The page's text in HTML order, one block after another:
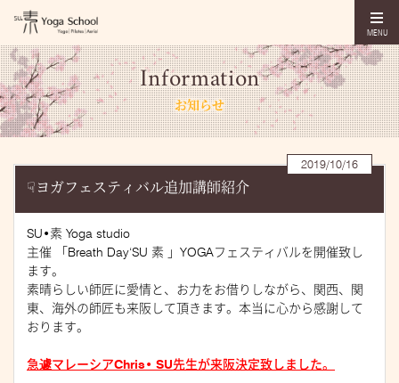
MENU
Information
お知らせ
☟ヨガフェスティバル追加講師紹介
2019/10/16
SU•素 Yoga studio
主催 「Breath Day‘SU 素 」YOGAフェスティバルを開催致し
ます。
素晴らしい師匠に愛情と、お力をお借りしながら、関西、関
東、海外の師匠も来阪して頂きます。本当に心から感謝して
おります。
急遽マレーシアChris• SU先生が来阪決定致しました。